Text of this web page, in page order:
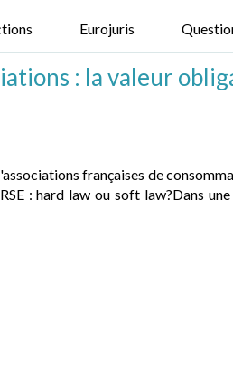
Eurojuris
: la valeur
françaises de
: hard law ou soft law?Dans